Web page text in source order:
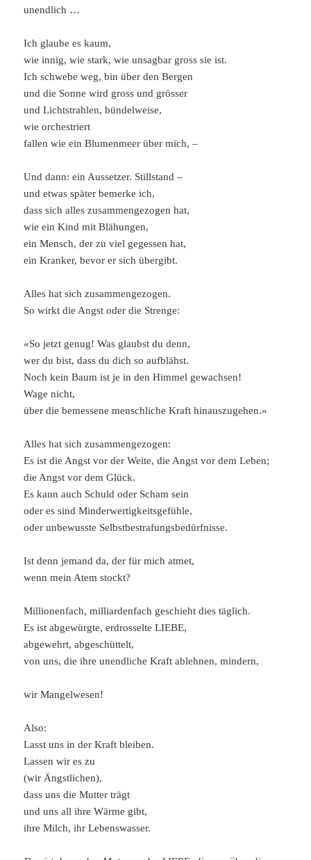
unendlich …
Ich glaube es kaum,
wie innig, wie stark, wie unsagbar gross sie ist.
Ich schwebe weg, bin über den Bergen
und die Sonne wird gross und grösser
und Lichtstrahlen, bündelweise,
wie orchestriert
fallen wie ein Blumenmeer über mich, –
Und dann: ein Aussetzer. Stillstand –
und etwas später bemerke ich,
dass sich alles zusammengezogen hat,
wie ein Kind mit Blähungen,
ein Mensch, der zu viel gegessen hat,
ein Kranker, bevor er sich übergibt.
Alles hat sich zusammengezogen.
So wirkt die Angst oder die Strenge:
«So jetzt genug! Was glaubst du denn,
wer du bist, dass du dich so aufblähst.
Noch kein Baum ist je in den Himmel gewachsen!
Wage nicht,
über die bemessene menschliche Kraft hinauszugehen.»
Alles hat sich zusammengezogen:
Es ist die Angst vor der Weite, die Angst vor dem Leben;
die Angst vor dem Glück.
Es kann auch Schuld oder Scham sein
oder es sind Minderwertigkeitsgefühle,
oder unbewusste Selbstbestrafungsbedürfnisse.
Ist denn jemand da, der für mich atmet,
wenn mein Atem stockt?
Millionenfach, milliardenfach geschieht dies täglich.
Es ist abgewürgte, erdrosselte LIEBE,
abgewehrt, abgeschüttelt,
von uns, die ihre unendliche Kraft ablehnen, mindern,
wir Mangelwesen!
Also:
Lasst uns in der Kraft bleiben.
Lassen wir es zu
(wir Ängstlichen),
dass uns die Mutter trägt
und uns all ihre Wärme gibt,
ihre Milch, ihr Lebenswasser.